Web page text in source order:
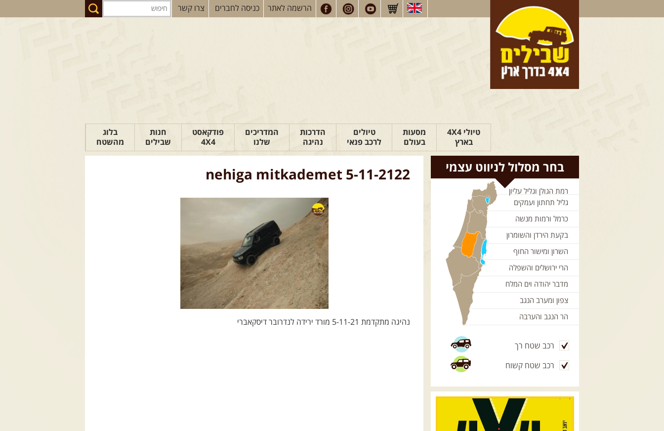
הרשמה לאתר כניסה לחברים צרו קשר
טיולי 4X4
בארץ
מסעות
בעולם
טיולים
לרכב פנאי
הדרכות
נהיגה
המדריכים
שלנו
פודקאסט
4X4
חנות
שבילים
בלוג
מהשטח
nehiga mitkademet 5-11-2122
נהיגה מתקדמת 5-11-21 מורד ירידה לנדרובר דיסקאברי
בחר מסלול לניווט עצמי
רמת הגולן וגליל עליון
גליל תחתון ועמקים
כרמל ורמות מנשה
בקעת הירדן והשומרון
השרון ומישור החוף
הרי ירושלים והשפלה
מדבר יהודה וים המלח
צפון ומערב הנגב
הר הנגב והערבה
רכב שטח רך
רכב שטח קשוח